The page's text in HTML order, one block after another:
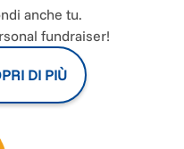
con il supporto di
Oncologico Businco di
di un mammografo
di rosa e rappresenta il
a sostegno del benessere
in Sardegna.
la raccolta fondi per
anche tu.
fundraiser!
DI PIÙ